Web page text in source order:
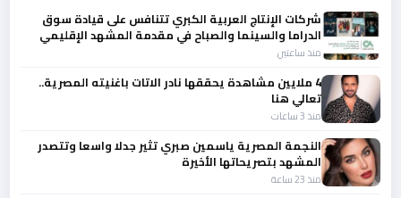
شركات الإنتاج العربية الكبري تتنافس على قيادة سوق
الدراما والسينما والصباح في مقدمة المشهد الإقليمي
منذ ساعتين
4 ملايين مشاهدة يحققها نادر الاتات باغنيته المصرية..
تعالي هنا
منذ 3 ساعات
النجمة المصرية ياسمين صبري تثير جدلا واسعا وتتصدر
المشهد بتصريحاتها الأخيرة
منذ 23 ساعة